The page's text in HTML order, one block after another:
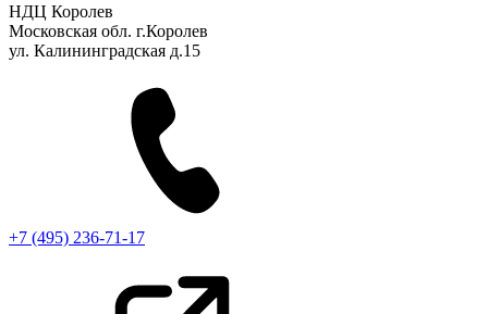
НДЦ Королев
Московская обл. г.Королев
ул. Калининградская д.15
+7 (495) 236-71-17